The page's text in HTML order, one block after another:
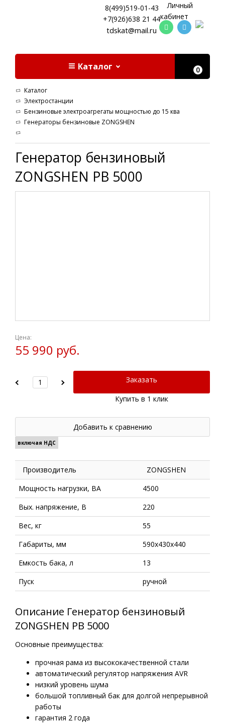
8(499)519-01-43
+7(926)638 21 44
tdskat@mail.ru
Личный
кабинет
Каталог 0
Каталог
Электростанции
Бензиновые электроагрегаты мощностью до 15 ква
Генераторы бензиновые ZONGSHEN
Генератор бензиновый
ZONGSHEN PB 5000
Цена:
55 990 руб.
Заказать
Купить в 1 клик
Добавить к сравнению
включая НДС
Производитель
ZONGSHEN
Мощность нагрузки, ВА
4500
Вых. напряжение, В
220
Вес, кг
55
Габариты, мм
590х430х440
Емкость бака, л
13
Пуск
ручной
Описание Генератор бензиновый
ZONGSHEN PB 5000
Основные преимущества:
прочная рама из высококачественной стали
автоматический регулятор напряжения AVR
низкий уровень шума
большой топливный бак для долгой непрерывной
работы
гарантия 2 года